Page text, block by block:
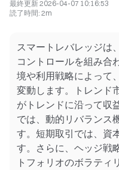
最終更新2026-04-07 10:16:53
読了時間: 2m
スマートレバレッジは
コントロールを組み合
境や利用戦略によって
変動します。トレンド
がトレンドに沿って収
では、動的リバランス
す。短期取引では、資
す。さらに、ヘッジ戦
トフォリオのボラティ